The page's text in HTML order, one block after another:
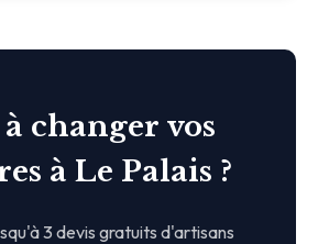
changer vos
à Le Palais ?
3 devis gratuits d'artisans